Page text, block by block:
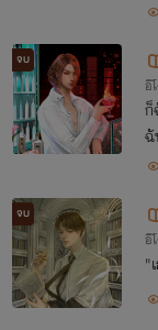
จบ
อี
ก็
จบ
อี
"